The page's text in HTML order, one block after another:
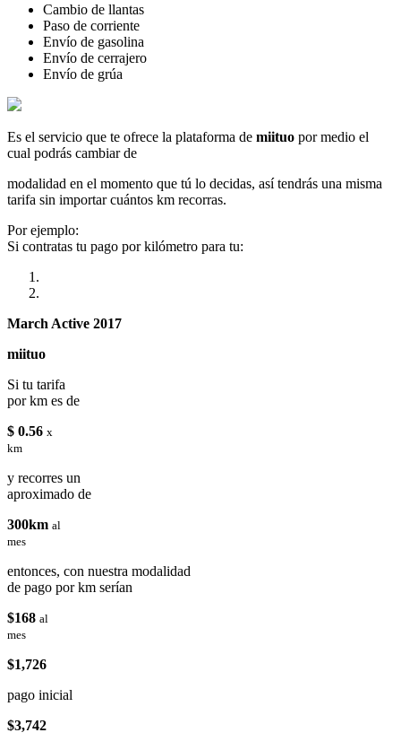
Cambio de llantas
Paso de corriente
Envío de gasolina
Envío de cerrajero
Envío de grúa
Es el servicio que te ofrece la plataforma de miituo por medio el
cual podrás cambiar de
modalidad en el momento que tú lo decidas, así tendrás una misma
tarifa sin importar cuántos km recorras.
Por ejemplo:
Si contratas tu pago por kilómetro para tu:
March Active 2017
miituo
Si tu tarifa
por km es de
$ 0.56 x
km
y recorres un
aproximado de
300km al
mes
entonces, con nuestra modalidad
de pago por km serían
$168 al
mes
$1,726
pago inicial
$3,742